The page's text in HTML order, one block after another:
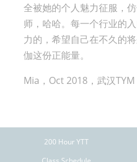
全被她的个人魅力征服，
师，哈哈。每一个行业的
力的，希望自己在不久的
伽这份正能量。
Mia，Oct 2018，武汉TYM
200 Hour YTT